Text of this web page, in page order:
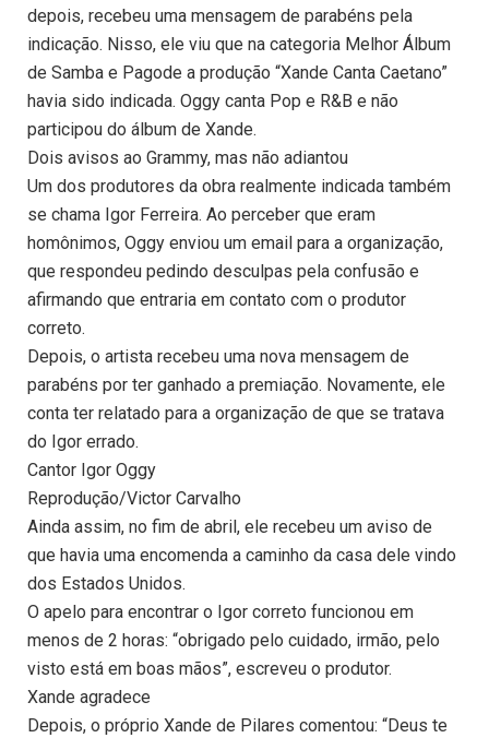
depois, recebeu uma mensagem de parabéns pela
indicação. Nisso, ele viu que na categoria Melhor Álbum
de Samba e Pagode a produção “Xande Canta Caetano”
havia sido indicada. Oggy canta Pop e R&B e não
participou do álbum de Xande.
Dois avisos ao Grammy, mas não adiantou
Um dos produtores da obra realmente indicada também
se chama Igor Ferreira. Ao perceber que eram
homônimos, Oggy enviou um email para a organização,
que respondeu pedindo desculpas pela confusão e
afirmando que entraria em contato com o produtor
correto.
Depois, o artista recebeu uma nova mensagem de
parabéns por ter ganhado a premiação. Novamente, ele
conta ter relatado para a organização de que se tratava
do Igor errado.
Cantor Igor Oggy
Reprodução/Victor Carvalho
Ainda assim, no fim de abril, ele recebeu um aviso de
que havia uma encomenda a caminho da casa dele vindo
dos Estados Unidos.
O apelo para encontrar o Igor correto funcionou em
menos de 2 horas: “obrigado pelo cuidado, irmão, pelo
visto está em boas mãos”, escreveu o produtor.
Xande agradece
Depois, o próprio Xande de Pilares comentou: “Deus te